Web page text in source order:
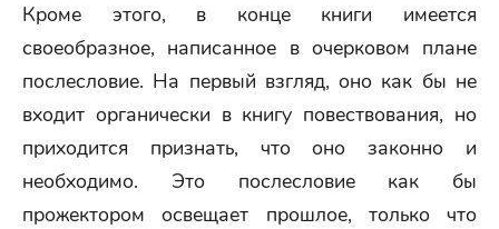
Кроме этого, в конце книги имеется
своеобразное, написанное в очерковом плане
послесловие. На первый взгляд, оно как бы не
входит органически в книгу повествования, но
приходится признать, что оно законно и
необходимо. Это послесловие как бы
прожектором освещает прошлое, только что